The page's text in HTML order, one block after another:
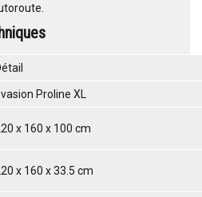
Proline XL
x 160 x 100 cm
x 160 x 33.5 cm